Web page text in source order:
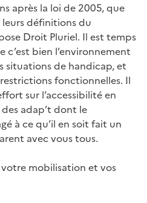
après la loi de 2005, que
définitions du
Droit Pluriel. Il est temps
c’est bien l’environnement
situations de handicap, et
fonctionnelles. Il
sur l’accessibilité en
adap’t dont le
à ce qu’il en soit fait un
avec vous tous.
mobilisation et vos